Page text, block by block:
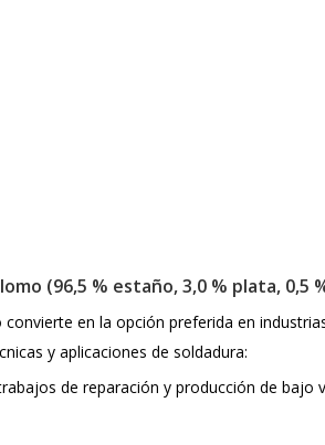
(96,5 % estaño, 3,0 % plata, 0,5
en la opción preferida en
y aplicaciones de soldadura:
de reparación y producción de